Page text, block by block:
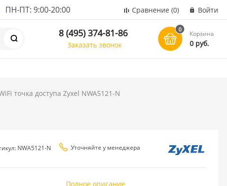
ПН-ПТ: 9:00-20:00 Сравнение (0) Войти
8 (495) 374-81-86
Заказать звонок
0
Корзина
0 руб.
точка доступа Zyxel NWA5121-N
NWA5121-N Уточняйте у менеджера
Полное описание